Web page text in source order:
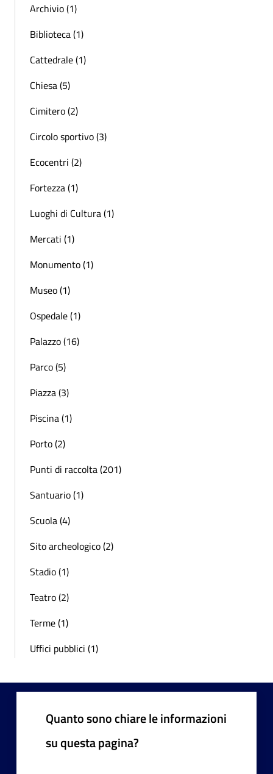
Archivio (1)
Biblioteca (1)
Cattedrale (1)
Chiesa (5)
Cimitero (2)
Circolo sportivo (3)
Ecocentri (2)
Fortezza (1)
Luoghi di Cultura (1)
Mercati (1)
Monumento (1)
Museo (1)
Ospedale (1)
Palazzo (16)
Parco (5)
Piazza (3)
Piscina (1)
Porto (2)
Punti di raccolta (201)
Santuario (1)
Scuola (4)
Sito archeologico (2)
Stadio (1)
Teatro (2)
Terme (1)
Uffici pubblici (1)
Quanto sono chiare le informazioni
su questa pagina?